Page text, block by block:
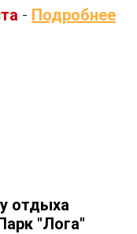
- Подробнее
отдыха
"Лога"